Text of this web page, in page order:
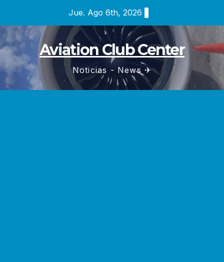
contenido
Jue. Ago 6th, 2026
Aviation Club Center
Noticias - News ✈